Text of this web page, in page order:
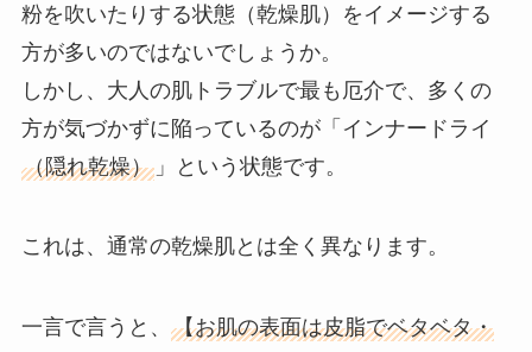
粉を吹いたりする状態（乾燥肌）をイメージする
方が多いのではないでしょうか。
しかし、大人の肌トラブルで最も厄介で、多くの
方が気づかずに陥っているのが「インナードライ
（隠れ乾燥）」という状態です。
これは、通常の乾燥肌とは全く異なります。
一言で言うと、 【お肌の表面は皮脂でベタベタ・